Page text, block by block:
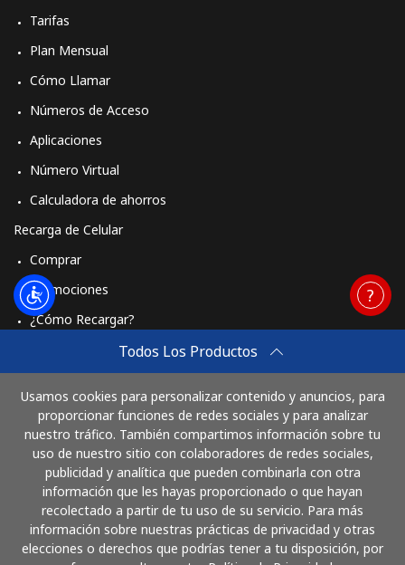
Todos Los Productos
Usamos cookies para personalizar contenido y anuncios, para
proporcionar funciones de redes sociales y para analizar
nuestro tráfico. También compartimos información sobre tu
uso de nuestro sitio con colaboradores de redes sociales,
publicidad y analítica que pueden combinarla con otra
información que les hayas proporcionado o que hayan
recolectado a partir de tu uso de su servicio. Para más
información sobre nuestras prácticas de privacidad y otras
elecciones o derechos que podrías tener a tu disposición, por
Tarifas
Plan Mensual
Cómo Llamar
Números de Acceso
Aplicaciones
Número Virtual
Calculadora de ahorros
Recarga de Celular
Comprar
Promociones
¿Cómo Recargar?
Comprar
Cómo funciona
Paga con